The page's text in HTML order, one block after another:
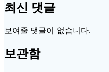
최신 댓글
보여줄 댓글이 없습니다.
보관함